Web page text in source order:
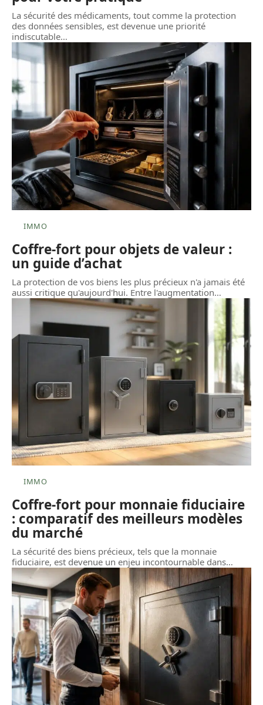
La sécurité des médicaments, tout comme la protection
des données sensibles, est devenue une priorité
indiscutable…
IMMO
Coffre-fort pour objets de valeur :
un guide d’achat
La protection de vos biens les plus précieux n'a jamais été
aussi critique qu'aujourd'hui. Entre l'augmentation…
IMMO
Coffre-fort pour monnaie fiduciaire
: comparatif des meilleurs modèles
du marché
La sécurité des biens précieux, tels que la monnaie
fiduciaire, est devenue un enjeu incontournable dans…